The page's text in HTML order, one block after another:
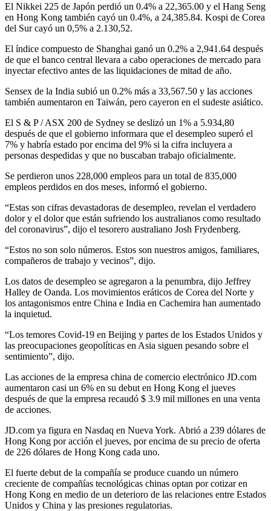
El Nikkei 225 de Japón perdió un 0.4% a 22,365.00 y el Hang Seng
en Hong Kong también cayó un 0.4%, a 24,385.84. Kospi de Corea
del Sur cayó un 0,5% a 2.130,52.
El índice compuesto de Shanghai ganó un 0.2% a 2,941.64 después
de que el banco central llevara a cabo operaciones de mercado para
inyectar efectivo antes de las liquidaciones de mitad de año.
Sensex de la India subió un 0.2% más a 33,567.50 y las acciones
también aumentaron en Taiwán, pero cayeron en el sudeste asiático.
El S & P / ASX 200 de Sydney se deslizó un 1% a 5.934,80
después de que el gobierno informara que el desempleo superó el
7% y habría estado por encima del 9% si la cifra incluyera a
personas despedidas y que no buscaban trabajo oficialmente.
Se perdieron unos 228,000 empleos para un total de 835,000
empleos perdidos en dos meses, informó el gobierno.
“Estas son cifras devastadoras de desempleo, revelan el verdadero
dolor y el dolor que están sufriendo los australianos como resultado
del coronavirus”, dijo el tesorero australiano Josh Frydenberg.
“Estos no son solo números. Estos son nuestros amigos, familiares,
compañeros de trabajo y vecinos”, dijo.
Los datos de desempleo se agregaron a la penumbra, dijo Jeffrey
Halley de Oanda. Los movimientos eráticos de Corea del Norte y
los antagonismos entre China e India en Cachemira han aumentado
la inquietud.
“Los temores Covid-19 en Beijing y partes de los Estados Unidos y
las preocupaciones geopolíticas en Asia siguen pesando sobre el
sentimiento”, dijo.
Las acciones de la empresa china de comercio electrónico JD.com
aumentaron casi un 6% en su debut en Hong Kong el jueves
después de que la empresa recaudó $ 3.9 mil millones en una venta
de acciones.
JD.com ya figura en Nasdaq en Nueva York. Abrió a 239 dólares de
Hong Kong por acción el jueves, por encima de su precio de oferta
de 226 dólares de Hong Kong cada uno.
El fuerte debut de la compañía se produce cuando un número
creciente de compañías tecnológicas chinas optan por cotizar en
Hong Kong en medio de un deterioro de las relaciones entre Estados
Unidos y China y las presiones regulatorias.